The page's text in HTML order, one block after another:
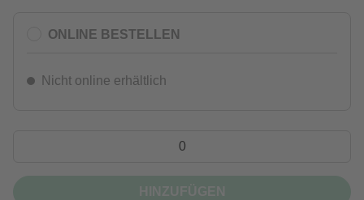
ONLINE BESTELLEN
Nicht online erhältlich